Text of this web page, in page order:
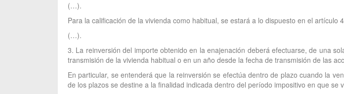
(…).
Para la calificación de la vivienda como habitual, se estará a lo dispuesto en el artículo
(…).
3. La reinversión del importe obtenido en la enajenación deberá efectuarse, de una
transmisión de la vivienda habitual o en un año desde la fecha de transmisión de las
En particular, se entenderá que la reinversión se efectúa dentro de plazo cuando la
de los plazos se destine a la finalidad indicada dentro del período impositivo en que se